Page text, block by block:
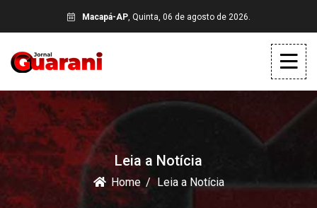
Macapá-AP, Quinta, 06 de agosto de 2026.
Leia a Notícia
Home Leia a Notícia